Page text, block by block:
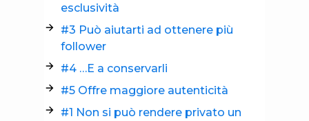
esclusività
#3 Può aiutarti ad ottenere più
follower
#4 …E a conservarli
#5 Offre maggiore autenticità
#1 Non si può rendere privato un